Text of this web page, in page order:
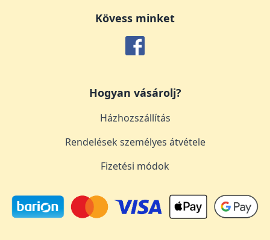
Kövess minket
Hogyan vásárolj?
Házhozszállítás
Rendelések személyes átvétele
Fizetési módok